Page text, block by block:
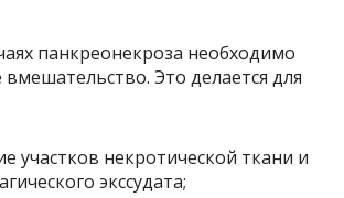
панкреонекроза необходимо
вмешательство. Это делается для
участков некротической ткани и
экссудата;